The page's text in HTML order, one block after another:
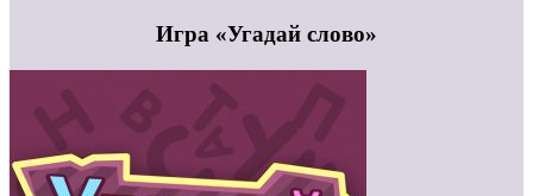
Игра «Угадай слово»